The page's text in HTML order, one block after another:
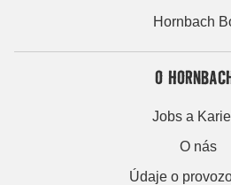
Hornbach
O
Jobs a
O nás
Údaje o